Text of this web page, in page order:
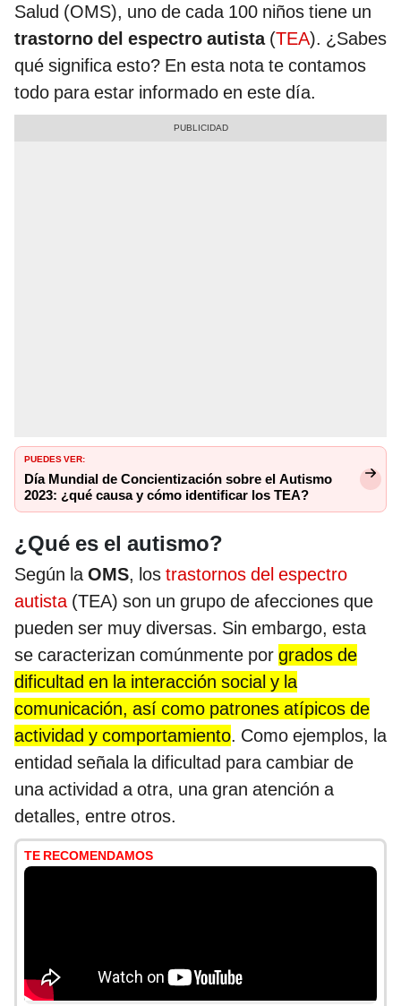
Salud (OMS), uno de cada 100 niños tiene un
trastorno del espectro autista(TEA). ¿Sabes
qué significa esto? En esta nota te contamos
todo para estar informado en este día.
PUEDES VER:
Día Mundial de Concientización sobre el Autismo
2023: ¿qué causa y cómo identificar los TEA?
¿Qué es el autismo?
Según laOMS, los trastornos del espectro
autista(TEA) son un grupo de afecciones que
pueden ser muy diversas. Sin embargo, esta
se caracterizan comúnmente por grados de
dificultad en la interacción social y la
comunicación, así como patrones atípicos de
actividad y comportamiento. Como ejemplos, la
entidad señala la dificultad para cambiar de
una actividad a otra, una gran atención a
detalles, entre otros.
TE RECOMENDAMOS